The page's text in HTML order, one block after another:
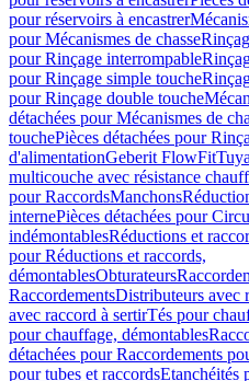
pour réservoirs à encastrer
pour Mécanismes de chasse
pour Rinçage interrompable
pour Rinçage simple touche
pour Rinçage double touche
détachées pour Mécanismes de
touchePièces détachées pour
d'alimentationGeberit FlowFit
multicouche avec résistance
pour RaccordsManchons
internePièces détachées pour
indémontablesRéductions et
pour Réductions et raccords,
démontablesObturateurs
RaccordementsDistributeurs avec
avec raccord à sertirTés pour
pour chauffage, démontables
détachées pour Raccordements
pour tubes et raccordsEtanchéités